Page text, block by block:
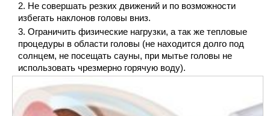
Не совершать резких движений и по возможности
избегать наклонов головы вниз.
Ограничить физические нагрузки, а так же тепловые
процедуры в области головы (не находится долго под
солнцем, не посещать сауны, при мытье головы не
использовать чрезмерно горячую воду).